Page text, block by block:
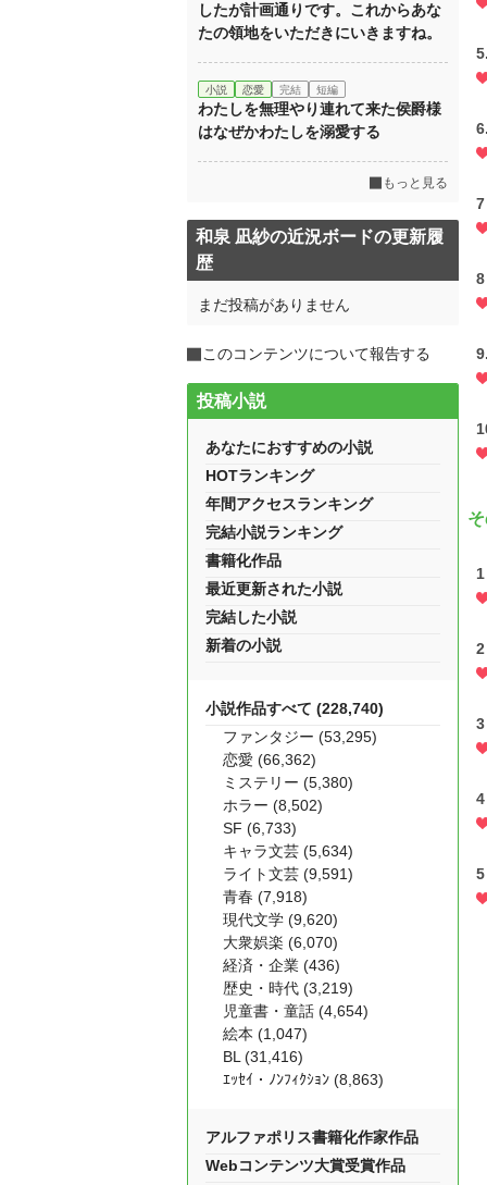
したが計画通りです。これからあな
たの領地をいただきにいきますね。
小説 恋愛 完結 短編
わたしを無理やり連れて来た侯爵様
はなぜかわたしを溺愛する
もっと見る
和泉 凪紗の近況ボードの更新履
歴
まだ投稿がありません
このコンテンツについて報告する
投稿小説
あなたにおすすめの小説
HOTランキング
年間アクセスランキング
完結小説ランキング
書籍化作品
最近更新された小説
完結した小説
新着の小説
小説作品すべて (228,740)
ファンタジー (53,295)
恋愛 (66,362)
ミステリー (5,380)
ホラー (8,502)
SF (6,733)
キャラ文芸 (5,634)
ライト文芸 (9,591)
青春 (7,918)
現代文学 (9,620)
大衆娯楽 (6,070)
経済・企業 (436)
歴史・時代 (3,219)
児童書・童話 (4,654)
絵本 (1,047)
BL (31,416)
ｴｯｾｲ・ﾉﾝﾌｨｸｼｮﾝ (8,863)
アルファポリス書籍化作家作品
Webコンテンツ大賞受賞作品